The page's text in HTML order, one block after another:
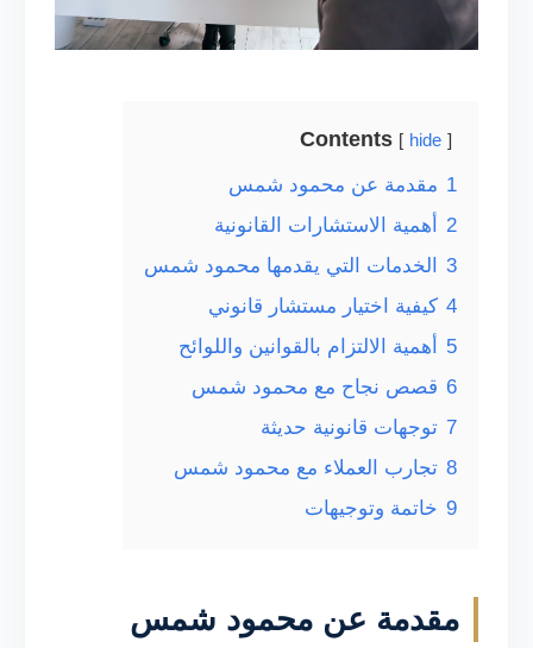
Contents hide
1 مقدمة عن محمود شمس
2
أهمية الاستشارات القانونية
3
الخدمات التي يقدمها محمود شمس
4 كيفية اختيار مستشار قانوني
5
أهمية الالتزام بالقوانين واللوائح
6 قصص نجاح مع محمود شمس
7 توجهات قانونية حديثة
8 تجارب العملاء مع محمود شمس
9 خاتمة وتوجيهات
مقدمة عن محمود شمس